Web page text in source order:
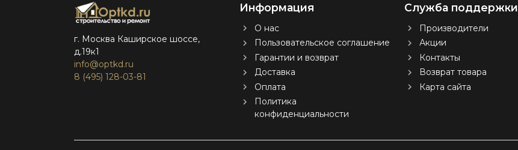
г. Москва Каширское шоссе,
д.19к1
info@optkd.ru
8 (495) 128-03-81
Информация
О нас
Пользовательское соглашение
Гарантии и возврат
Доставка
Оплата
Политика
конфиденциальности
Служба поддержки
Производители
Акции
Контакты
Возврат товара
Карта сайта